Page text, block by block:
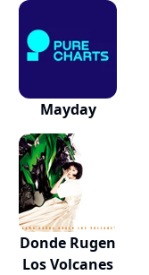
Mayday
Donde Rugen
Los Volcanes